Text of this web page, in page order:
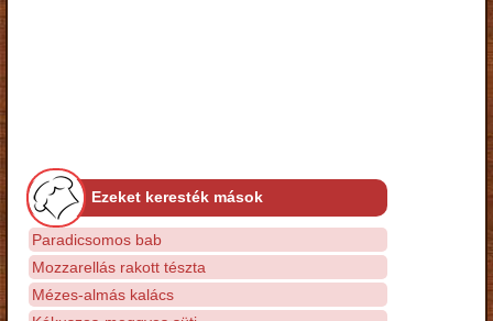
Ezeket keresték mások
Paradicsomos bab
Mozzarellás rakott tészta
Mézes-almás kalács